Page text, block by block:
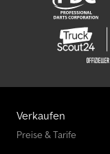
Verkaufen
Preise & Tarife